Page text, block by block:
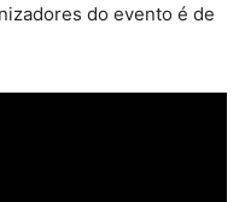
do evento é de